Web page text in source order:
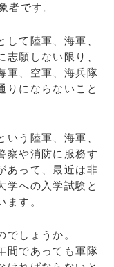
者です。
て陸軍、海軍、
願しない限り、
軍、空軍、海兵隊
りにならないこと
う陸軍、海軍、
察や消防に服務す
あって、最近は非
学への入学試験と
ます。
しょうか。
間であっても軍隊